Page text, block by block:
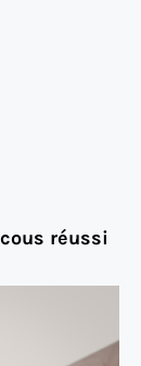
réussi